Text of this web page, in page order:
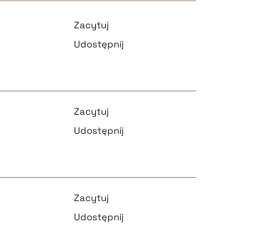
Zacytuj
Udostępnij
pobierz cytat
Zacytuj
Udostępnij
Zacytuj
Udostępnij